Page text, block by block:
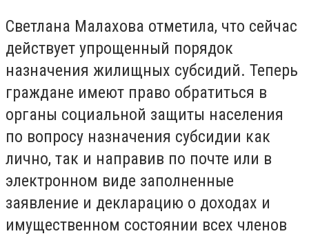
Светлана Малахова отметила, что сейчас
действует упрощенный порядок
назначения жилищных субсидий. Теперь
граждане имеют право обратиться в
органы социальной защиты населения
по вопросу назначения субсидии как
лично, так и направив по почте или в
электронном виде заполненные
заявление и декларацию о доходах и
имущественном состоянии всех членов